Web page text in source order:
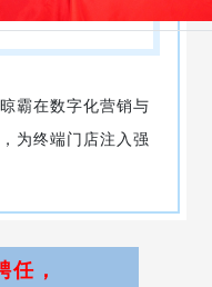
霸在数字化营销与
为终端门店注入强
聘任，